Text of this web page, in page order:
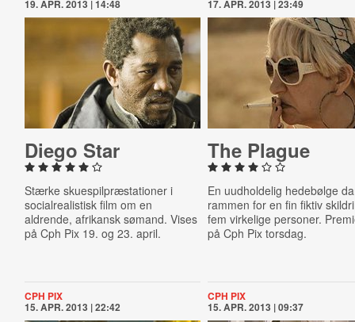
19. APR. 2013 | 14:48
Diego Star
Stærke skuespilpræstationer i
socialrealistisk film om en
aldrende, afrikansk sømand. Vises
på Cph Pix 19. og 23. april.
17. APR. 2013 | 23:49
The Plague
En uudholdelig hedebølge
rammen for en fin fiktiv
fem virkelige personer.
på Cph Pix torsdag.
CPH PIX
15. APR. 2013 | 22:42
CPH PIX
15. APR. 2013 | 09:37